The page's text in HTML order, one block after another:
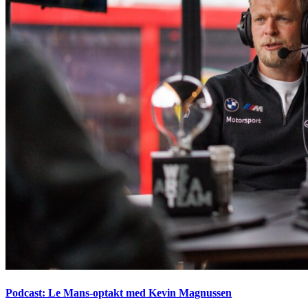
Podcast: Le Mans-optakt med Kevin Magnussen